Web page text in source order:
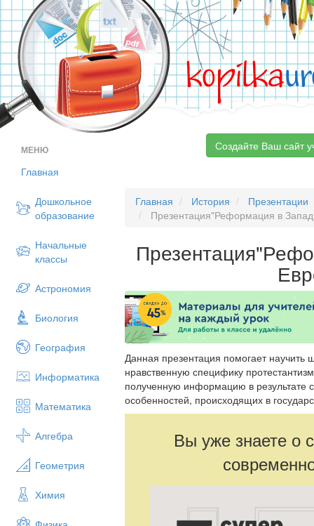
kopilka
МЕНЮ
Главная
Дошкольное
образование
Начальные
классы
Астрономия
Биология
География
Информатика
Математика
Алгебра
Геометрия
Химия
Создайте Ваш сайт
Главная История
Презентации
Презентация"Реформация в
Данная презентация помогает научить
нравственную специфику
полученную информацию в результате
особенностей, происходящих в
Вы уже знаете о